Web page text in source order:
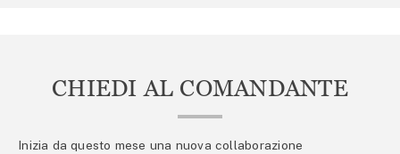
CHIEDI AL COMANDANTE
Inizia da questo mese una nuova collaborazione